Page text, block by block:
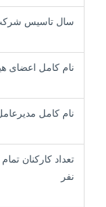
سال تاسیس شرکت:
نام کامل اعضای
نام کامل
نفر